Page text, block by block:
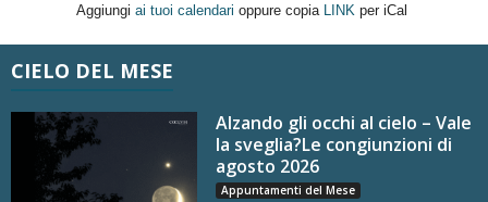
Aggiungi ai tuoi calendari oppure copia LINK per iCal
CIELO DEL MESE
Alzando gli occhi al cielo – Vale
la sveglia?Le congiunzioni di
agosto 2026
Appuntamenti del Mese